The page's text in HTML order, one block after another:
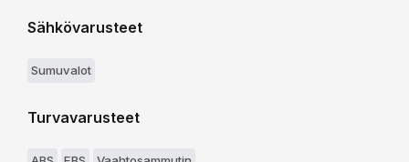
Sähkövarusteet
Sumuvalot
Turvavarusteet